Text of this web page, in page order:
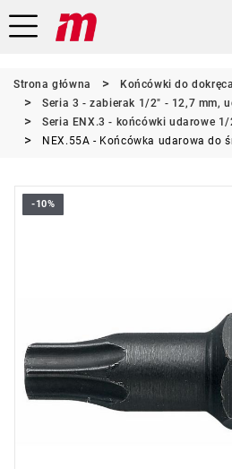
Strona główna
Końcówki do
Seria 3 - zabierak 1/2" - 12,7 mm,
Seria ENX.3 - końcówki udarowe
NEX.55A - Końcówka udarowa do
-10%